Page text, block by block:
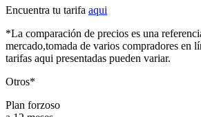
Encuentra tu tarifa aqui
*La comparación de precios es una
mercado,tomada de varios compradores en
tarifas aqui presentadas pueden variar.
Otros*
Plan forzoso